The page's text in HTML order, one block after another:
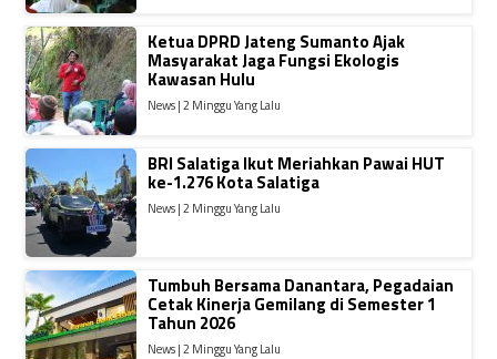
Ketua DPRD Jateng Sumanto Ajak
Masyarakat Jaga Fungsi Ekologis
Kawasan Hulu
News | 2 Minggu Yang Lalu
BRI Salatiga Ikut Meriahkan Pawai HUT
ke-1.276 Kota Salatiga
News | 2 Minggu Yang Lalu
Tumbuh Bersama Danantara, Pegadaian
Cetak Kinerja Gemilang di Semester 1
Tahun 2026
News | 2 Minggu Yang Lalu